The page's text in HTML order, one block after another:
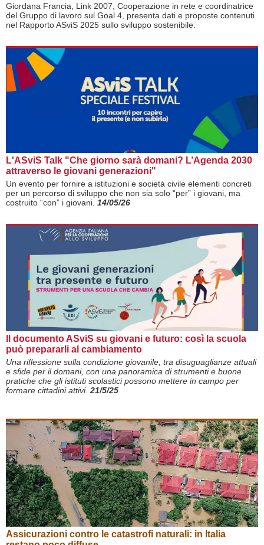
Giordana Francia, Link 2007, Cooperazione in rete e coordinatrice
del Gruppo di lavoro sul Goal 4, presenta dati e proposte contenuti
nel Rapporto ASviS 2025 sullo sviluppo sostenibile.
L'ASviS Talk "Che giorno sarà domani? L’Agenda 2030
attraverso le giovani generazioni"
Un evento per fornire a istituzioni e società civile elementi concreti
per un percorso di sviluppo che non sia solo “per” i gio­vani, ma
costruito “con” i giovani. 14/05/26
Il documento ASviS su giovani e futuro: così la scuola
può prepararli al cambiamento
Una riflessione sulla condizione giovanile, tra disuguaglianze attuali
e sfide per il domani, con una panoramica di strumenti e buone
pratiche che gli istituti scolastici possono mettere in campo per
formare cittadini attivi. 21/5/25
Assicurazioni contro le catastrofi naturali: in Italia